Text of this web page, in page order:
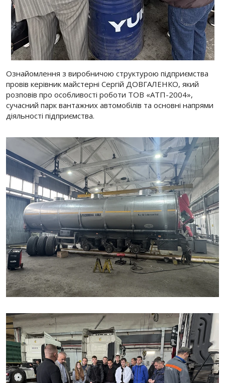
Ознайомлення з виробничою структурою підприємства
провів керівник майстерні Сергій ДОВГАЛЕНКО, який
розповів про особливості роботи ТОВ «АТП-2004»,
сучасний парк вантажних автомобілів та основні напрями
діяльності підприємства.